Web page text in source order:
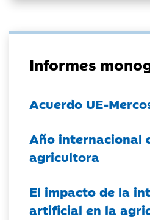
Informes
Acuerdo UE-
Año internacional
agricultora
El impacto de la
artificial en la